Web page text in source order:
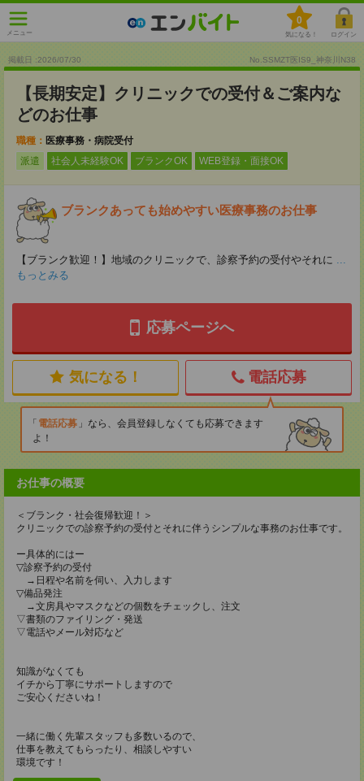
メニュー
0
気になる！ ログイン
掲載日 :2026/07/30 No.SSMZT医IS9_神奈川N38
【長期安定】クリニックでの受付＆ご案内な
どのお仕事
職種： 医療事務・病院受付
派遣
社会人未経験OK ブランクOK WEB登録・面接OK
ブランクあっても始めやすい医療事務のお仕事
【ブランク歓迎！】地域のクリニックで、診察予約の受付やそれに ...
もっとみる
応募ページへ
気になる！ 電話応募
電話応募
なら、会員登録しなくても応募できます
よ！
お仕事の概要
＜ブランク・社会復帰歓迎！＞
クリニックでの診察予約の受付とそれに伴うシンプルな事務のお仕事です。
ー具体的にはー
▽診察予約の受付
→日程や名前を伺い、入力します
▽備品発注
→文房具やマスクなどの個数をチェックし、注文
▽書類のファイリング・発送
▽電話やメール対応など
知識がなくても
イチから丁寧にサポートしますので
ご安心くださいね！
一緒に働く先輩スタッフも多数いるので、
仕事を教えてもらったり、相談しやすい
環境です！